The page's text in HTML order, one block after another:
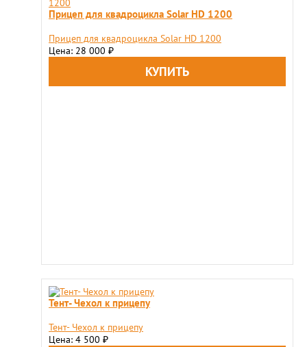
Прицеп для квадроцикла Solar HD 1200
Прицеп для квадроцикла Solar HD 1200
Цена: 28 000 ₽
Тент- Чехол к прицепу
Тент- Чехол к прицепу
Цена: 4 500 ₽